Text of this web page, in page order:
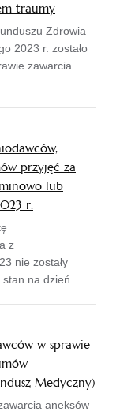
traumy
Zdrowia
2023 r. zostało
zawarcia
przyjęć za
lub
r.
z
nie zostały
na dzień...
w sprawie
Medyczny)
aneksów